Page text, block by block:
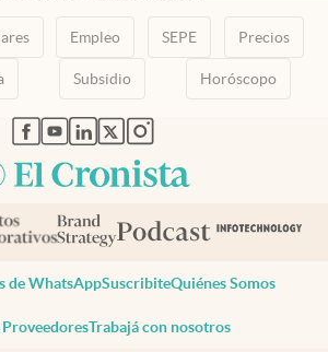
Empleo SEPE Precios
Subsidio Horóscopo
abre en nueva pestaña
abre en nueva pestaña
abre en nueva pestaña
abre en nueva pestaña
abre en nueva pestaña
de WhatsAppSuscribiteQuiénes Somos
Trabajá con nosotros